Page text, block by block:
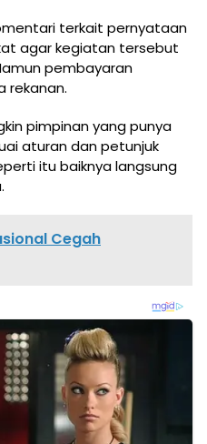
terkait pernyataan
agar kegiatan tersebut
pembayaran
rekanan.
pimpinan yang punya
aturan dan petunjuk
itu baiknya langsung
Cegah